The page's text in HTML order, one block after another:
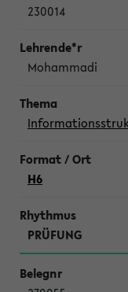
230014
Mohammadi
H6
PRÜFUNG